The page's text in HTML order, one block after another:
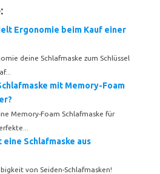
Ergonomie beim Kauf einer
deine Schlafmaske zum Schlüssel
mit Memory-Foam
Memory-Foam Schlafmaske für
Schlafmaske aus
von Seiden-Schlafmasken!